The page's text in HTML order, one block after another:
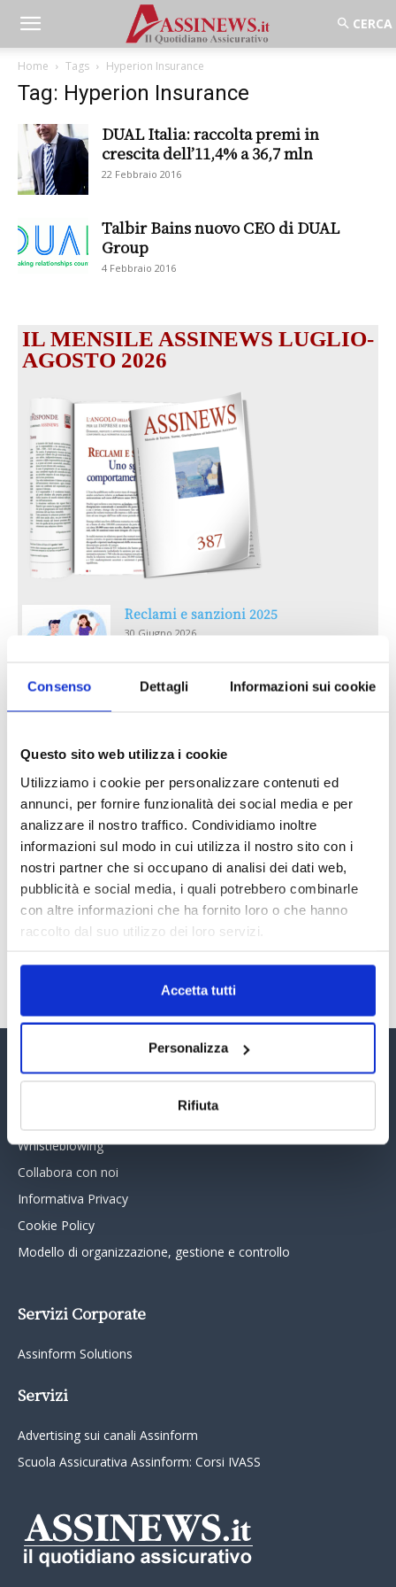
Consenso Dettagli Informazioni sui cookie
Questo sito web utilizza i cookie
Utilizziamo i cookie per personalizzare contenuti ed
annunci, per fornire funzionalità dei social media e per
analizzare il nostro traffico. Condividiamo inoltre
informazioni sul modo in cui utilizza il nostro sito con i
nostri partner che si occupano di analisi dei dati web,
pubblicità e social media, i quali potrebbero combinarle
con altre informazioni che ha fornito loro o che hanno
raccolto dal suo utilizzo dei loro servizi.
Accetta tutti
Personalizza
Rifiuta
Home Tags Hyperion Insurance
Tag: Hyperion Insurance
DUAL Italia: raccolta premi in
crescita dell’11,4% a 36,7 mln
22 Febbraio 2016
Talbir Bains nuovo CEO di DUAL
Group
4 Febbraio 2016
IL MENSILE ASSINEWS LUGLIO-
AGOSTO 2026
Reclami e sanzioni 2025
30 Giugno 2026
LA GESTIONE DELLA REPUTAZIONE.
Il “Modulo CAI” diventa digitale
30 Giugno 2026
PREMI 2025. I TOP TEN
30 Giugno 2026
Assinform Editore
Whistleblowing
Collabora con noi
Informativa Privacy
Cookie Policy
Modello di organizzazione, gestione e controllo
Servizi Corporate
Assinform Solutions
Servizi
Advertising sui canali Assinform
Scuola Assicurativa Assinform: Corsi IVASS